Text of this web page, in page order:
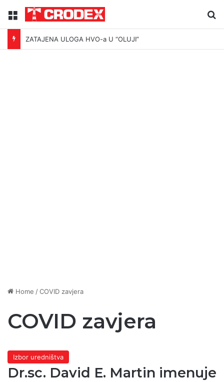
Menu
ZATAJENA ULOGA HVO-a U “OLUJI”
Home /COVID zavjera
COVID zavjera
Izbor uredništva
Dr.sc. David E. Martin imenuje